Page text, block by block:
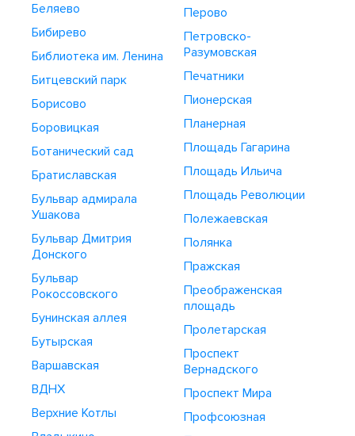
Беляево
Бибирево
Библиотека им. Ленина
Битцевский парк
Борисово
Боровицкая
Ботанический сад
Братиславская
Бульвар адмирала
Ушакова
Бульвар Дмитрия
Донского
Бульвар
Рокоссовского
Бунинская аллея
Бутырская
Варшавская
ВДНХ
Верхние Котлы
Перово
Петровско-
Разумовская
Печатники
Пионерская
Планерная
Площадь Гагарина
Площадь Ильича
Площадь Революции
Полежаевская
Полянка
Пражская
Преображенская
площадь
Пролетарская
Проспект
Вернадского
Проспект Мира
Профсоюзная